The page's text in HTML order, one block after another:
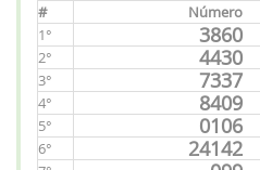
# Número
1°
3860
2°
4430
3°
7337
4°
8409
5°
0106
6°
24142